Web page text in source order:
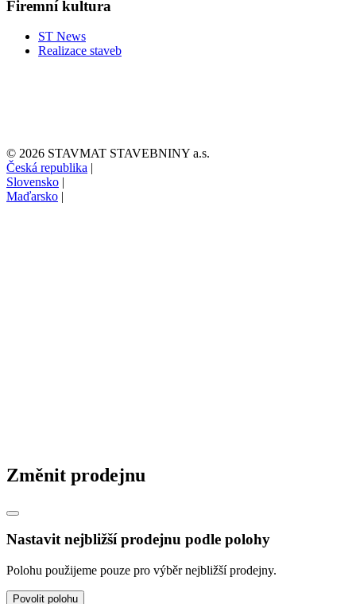
Firemní kultura
ST News
Realizace staveb
© 2026 STAVMAT STAVEBNINY a.s.
Česká republika |
Slovensko |
Maďarsko |
Změnit prodejnu
Nastavit nejbližší prodejnu podle polohy
Polohu použijeme pouze pro výběr nejbližší prodejny.
Povolit polohu